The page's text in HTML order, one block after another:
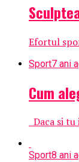
Efortul
Sport7 ani
Cum
Daca si
Sport8 ani